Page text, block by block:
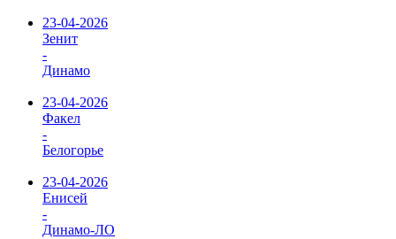
23-04-2026
Зенит
-
Динамо
23-04-2026
Факел
-
Белогорье
23-04-2026
Енисей
-
Динамо-ЛО